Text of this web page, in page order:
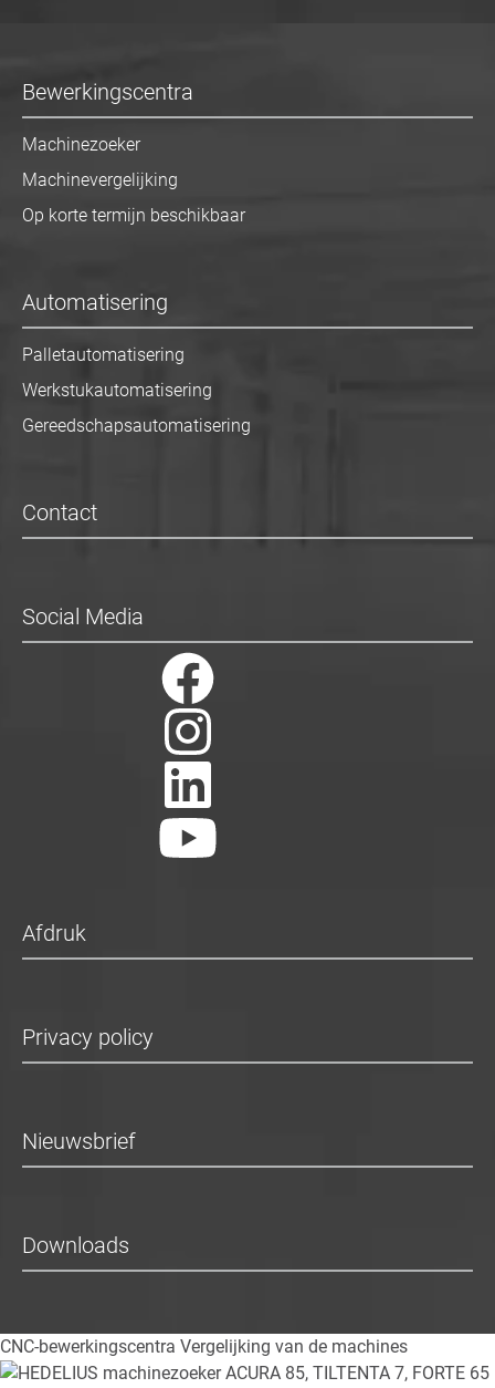
Bewerkingscentra
Machinezoeker
Machinevergelijking
Op korte termijn beschikbaar
Automatisering
Palletautomatisering
Werkstukautomatisering
Gereedschapsautomatisering
Contact
Social Media
Afdruk
Privacy policy
Nieuwsbrief
Downloads
CNC-bewerkingscentra Vergelijking van de machines